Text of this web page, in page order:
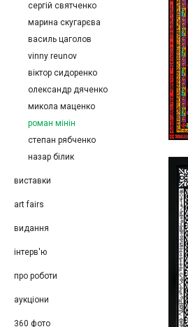
сергій святченко
марина скугарєва
василь цаголов
vinny reunov
віктор сидоренко
олександр дяченко
микола маценко
роман мінін
степан рябченко
назар білик
виставки
art fairs
видання
інтерв'ю
про роботи
аукціони
360 фото